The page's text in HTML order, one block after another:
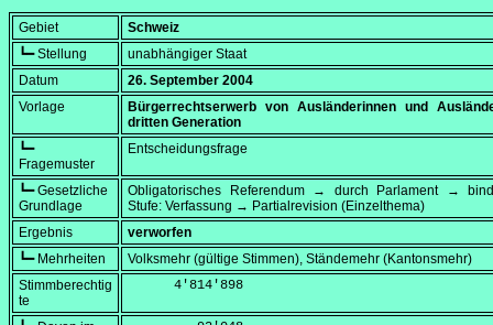
Gebiet
Schweiz
┗━ Stellung
unabhängiger Staat
Datum
26. September 2004
Vorlage
Bürgerrechtserwerb von Ausländerinnen und
dritten Generation
┗━
Fragemuster
Entscheidungsfrage
┗━ Gesetzliche
Grundlage
Obligatorisches Referendum → durch Parlament →
Stufe: Verfassung → Partialrevision (Einzelthema)
Ergebnis
verworfen
┗━ Mehrheiten
Volksmehr (gültige Stimmen), Ständemehr (Kantonsmehr)
Stimmberechtig
te
      4'814'898